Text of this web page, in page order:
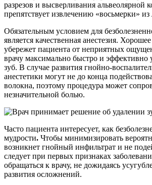
разрезов и высверливания альвеолярной
препятствует извлечению «восьмерки»
Обязательным условием для
является качественная анестезия.
убережет пациента от неприятных
врачу максимально быстро и эффективно
зуб. В случае развития гнойно-
анестетики могут не до конца
волокна, поэтому процедура может
незначительной болью.
Часто пациента интересует, как
мудрости. Чтобы минимизировать
возникнет гнойный инфильтрат и не
следует при первых признаках
обращаться к врачу, не дожидаясь
развития осложнений.